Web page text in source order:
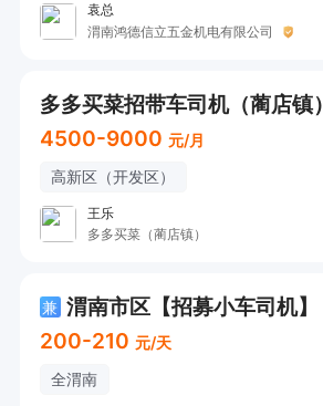
袁总
渭南鸿德信立五金机电有限公司
多多买菜招带车司机（蔺店镇）
4500-9000 元/月
高新区（开发区）
王乐
多多买菜（蔺店镇）
兼 渭南市区【招募小车司机】
200-210 元/天
全渭南